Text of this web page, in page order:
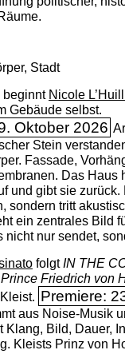
Stadt
beginnt Nicole
Gebäude selbst.
Oktober 2026
Stein
Fassade,
Das Haus
und gibt sie zurück.
sondern tritt
ein zentrales Bild
nicht nur sendet,
folgtIN THE
Friedrich von
Premiere:
aus Noise-Musik
Klang, Bild, Dauer,
Kleists Prinz von